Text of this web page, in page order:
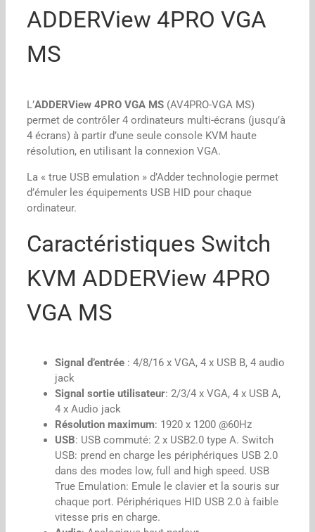
ADDERView 4PRO VGA
MS
L’ADDERView 4PRO VGA MS (AV4PRO-VGA MS)
permet de contrôler 4 ordinateurs multi-écrans (jusqu’à
4 écrans) à partir d’une seule console KVM haute
résolution, en utilisant la connexion VGA.
La « true USB emulation » d’Adder technologie permet
d’émuler les équipements USB HID pour chaque
ordinateur.
Caractéristiques Switch
KVM ADDERView 4PRO
VGA MS
Signal d’entrée : 4/8/16 x VGA, 4 x USB B, 4 audio
jack
Signal sortie utilisateur: 2/3/4 x VGA, 4 x USB A,
4 x Audio jack
Résolution maximum: 1920 x 1200 @60Hz
USB: USB commuté: 2 x USB2.0 type A. Switch
USB: prend en charge les périphériques USB 2.0
dans des modes low, full and high speed. USB
True Emulation: Emule le clavier et la souris sur
chaque port. Périphériques HID USB 2.0 à faible
vitesse pris en charge.